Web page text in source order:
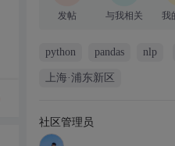
发帖 与我相关 我
python pandas nlp
上海·浦东新区
社区管理员